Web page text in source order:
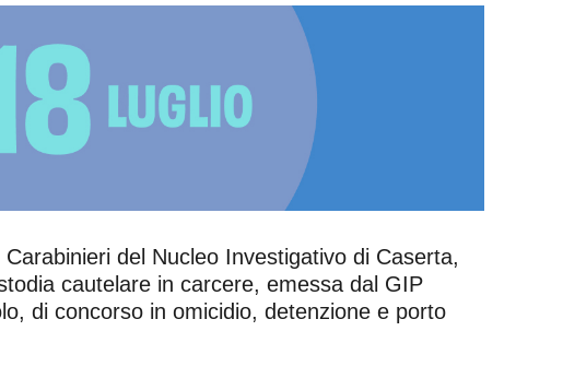
del Nucleo Investigativo di Caserta,
cautelare in carcere, emessa dal GIP
di concorso in omicidio, detenzione e porto